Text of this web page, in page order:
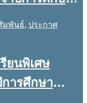
มพันธ์, ประกาศ
ยนพิเศษ
การศึกษา